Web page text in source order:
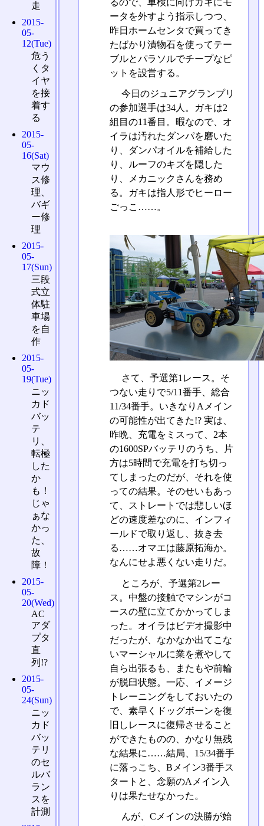
ータを外すよう指示しつつ、
昨日ホームセンタで買ってき
たばかり漬物石を使ってテー
ブルとパラソルでチープなピ
ットを設営する。
今日のジュニアグランプリ
の参加選手は34人。ガキは2
組目の11番目。暇なので、オ
イラは汚れたダンパを磨いた
り、ダンパオイルを補給した
り、ルーフのキズを隠した
り、メカニックさんを務め
る。ガキは指人形でヒーロー
ごっこ……。
さて、予選第1レース。そ
つない走りで5/11番手、総合
11/34番手。いきなりAメイン
の可能性が出てきた!? 実は、
昨晩、充電をミスって、2本
の1600SPバッテリのうち、片
方は5時間で充電を打ち切っ
てしまったのだが、それを使
っての結果。そのせいもあっ
て、ストレートでは悲しいほ
どの速度差なのに、インフィ
ールドで取り返し、抜き去
る……オマエは藤原拓海か。
なんにせよ悪くない走りだ。
ところが、予選第2レー
ス。中盤の接触でマシンがコ
ースの壁に立てかかってしま
った。オイラはビデオ撮影中
だったが、なかなか出てこな
いマーシャルに業を煮やして
自ら出張るも、またもや前輪
が脱臼状態。一応、イメージ
トレーニングをしておいたの
で、素早くドッグボーンを復
旧しレースに復帰させること
ができたものの、かなり無残
な結果に……結局、15/34番手
に落っこち、Bメイン3番手ス
タートと、念願のAメイン入
りは果たせなかった。
んが、Cメインの決勝が始
走
2015-
05-
12(Tue)
危う
くタ
イヤ
を接
着す
る
2015-
05-
16(Sat)
マウ
ス修
理、
バギ
ー修
理
2015-
05-
17(Sun)
三段
式立
体駐
車場
を自
作
2015-
05-
19(Tue)
ニッ
カド
バッ
テ
リ、
転極
した
か
も！
じゃ
ぁな
かっ
た、
故
障！
2015-
05-
20(Wed)
AC
アダ
プタ
直
列!?
2015-
05-
24(Sun)
ニッ
カド
バッ
テリ
のセ
ルバ
ラン
スを
計測